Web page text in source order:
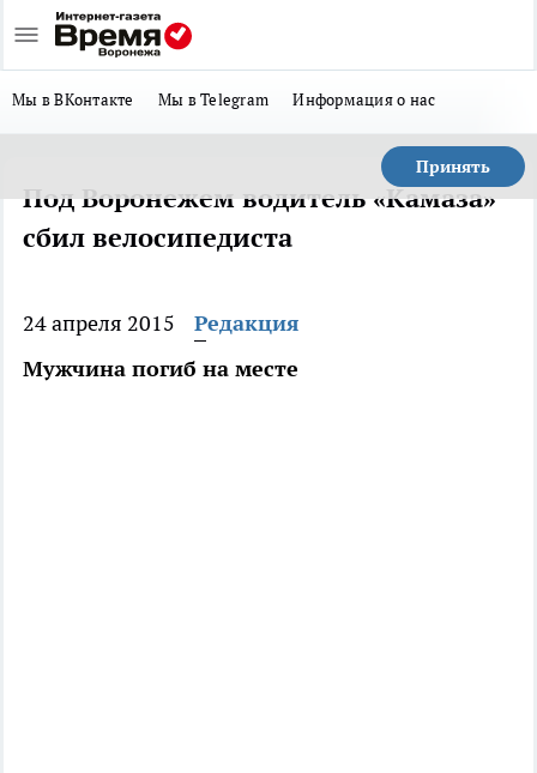
Мы в ВКонтакте Мы в Telegram Информация о нас
Принять
Под Воронежем водитель «Камаза»
сбил велосипедиста
24 апреля 2015
Редакция
Мужчина погиб на месте